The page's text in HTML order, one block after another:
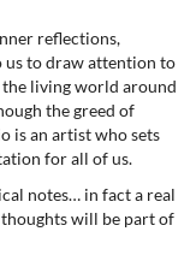
reflections,
us to draw attention to
living world around
the greed of
is an artist who sets
for all of us.
notes… in fact a real
will be part of